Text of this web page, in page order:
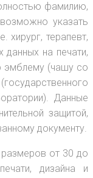
фамилию,
указать
хирург, терапевт,
данных на печати,
эмблему (чашу со
Данные
защитой,
документу.
от 30 до
дизайна и